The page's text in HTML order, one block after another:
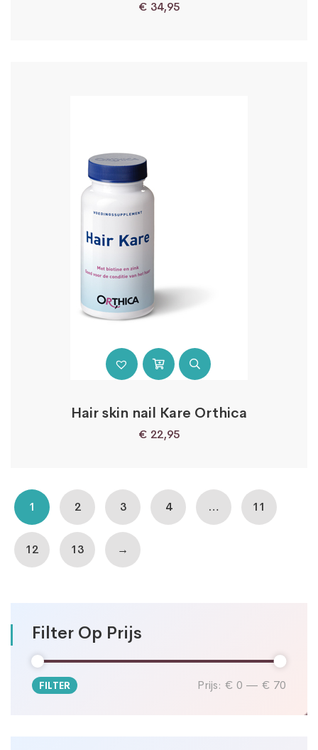
Filter Op Prijs
Min.
Max.
FILTER Prijs: € 0 — € 70
€ 34,95
Hair skin nail Kare Orthica
€ 22,95
1 2 3 4 … 11
12 13 →